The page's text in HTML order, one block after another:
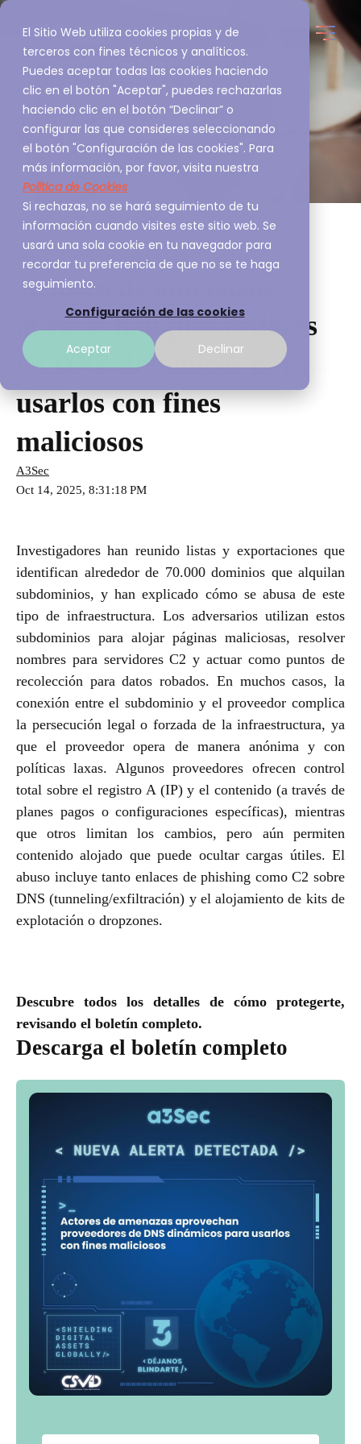
El Sitio Web utiliza cookies propias y de
terceros con fines técnicos y analíticos.
Puedes aceptar todas las cookies haciendo
clic en el botón "Aceptar", puedes rechazarlas
haciendo clic en el botón “Declinar” o
configurar las que consideres seleccionando
el botón "Configuración de las cookies". Para
más información, por favor, visita nuestra
Política de Cookies
Si rechazas, no se hará seguimiento de tu
información cuando visites este sitio web. Se
usará una sola cookie en tu navegador para
recordar tu preferencia de que no se te haga
seguimiento.
Configuración de las cookies
Aceptar Declinar
Actores de amenazas
aprovechan proveedores
de DNS dinámicos para
usarlos con fines
maliciosos
A3Sec
Oct 14, 2025, 8:31:18 PM
Investigadores han reunido listas y exportaciones que
identifican alrededor de 70.000 dominios que alquilan
subdominios, y han explicado cómo se abusa de este
tipo de infraestructura. Los adversarios utilizan estos
subdominios para alojar páginas maliciosas, resolver
nombres para servidores C2 y actuar como puntos de
recolección para datos robados. En muchos casos, la
conexión entre el subdominio y el proveedor complica
la persecución legal o forzada de la infraestructura, ya
que el proveedor opera de manera anónima y con
políticas laxas. Algunos proveedores ofrecen control
total sobre el registro A (IP) y el contenido (a través de
planes pagos o configuraciones específicas), mientras
que otros limitan los cambios, pero aún permiten
contenido alojado que puede ocultar cargas útiles. El
abuso incluye tanto enlaces de phishing como C2 sobre
DNS (tunneling/exfiltración) y el alojamiento de kits de
explotación o dropzones.
Descubre todos los detalles de cómo protegerte,
revisando el boletín completo.
Descarga el boletín completo